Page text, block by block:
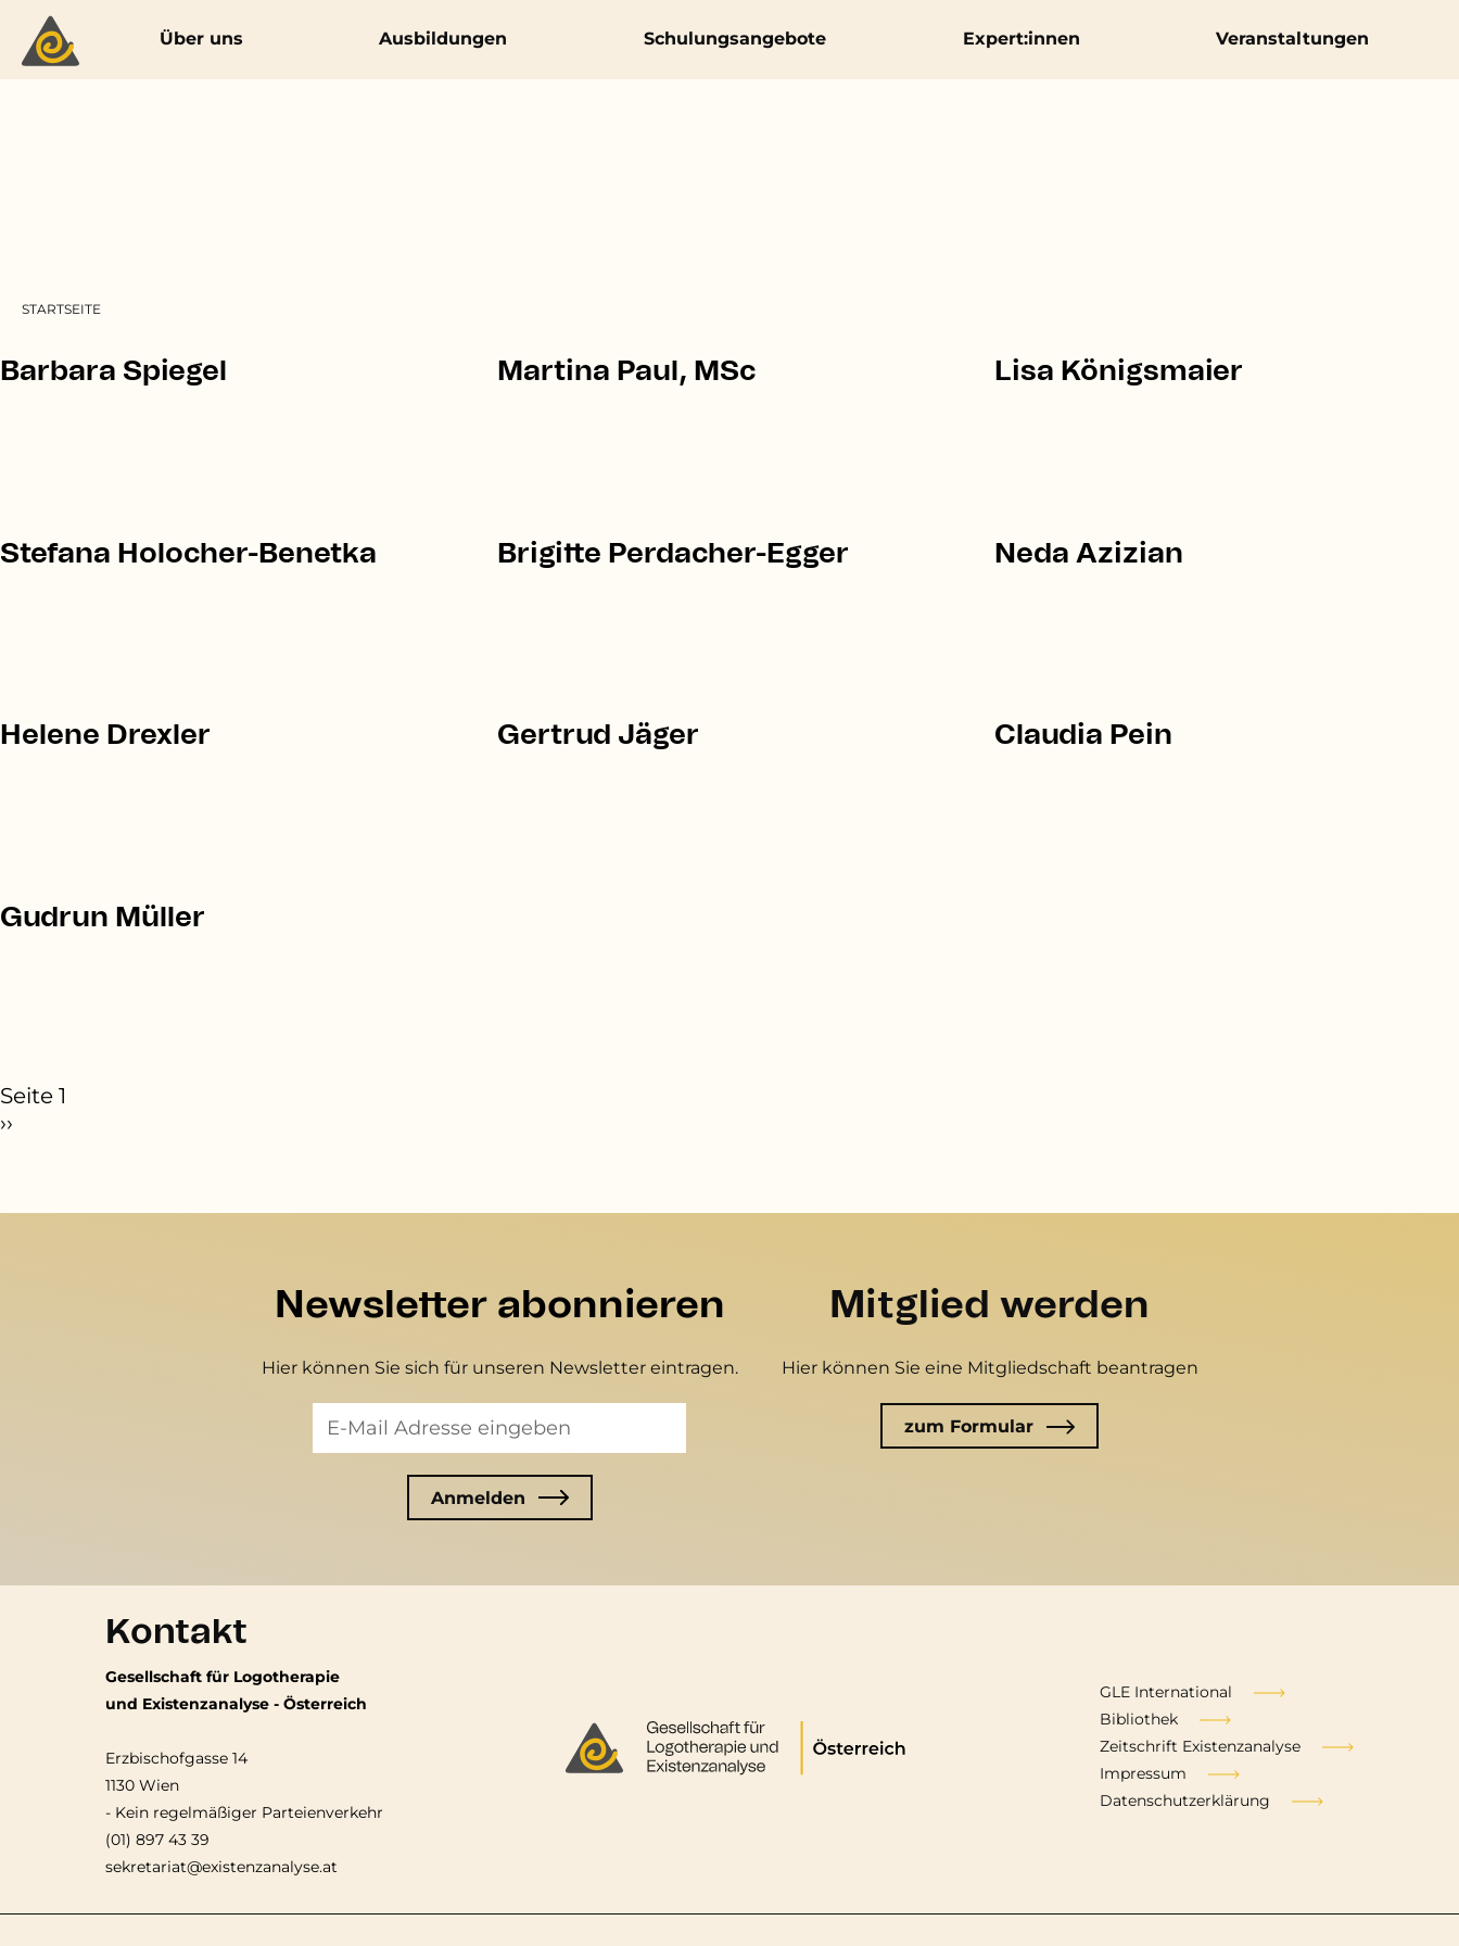
Über uns Ausbildungen Schulungsangebote Expert:innen Veranstaltungen
STARTSEITE
Barbara Spiegel Martina Paul, MSc Lisa Königsmaier
Stefana Holocher-Benetka Brigitte Perdacher-Egger Neda Azizian
Helene Drexler Gertrud Jäger Claudia Pein
Gudrun Müller
Seite 1
››
Newsletter abonnieren
Hier können Sie sich für unseren Newsletter eintragen.
Mitglied werden
Hier können Sie eine Mitgliedschaft beantragen
zum Formular
Kontakt
Gesellschaft für Logotherapie
und Existenzanalyse - Österreich
Erzbischofgasse 14
1130 Wien
- Kein regelmäßiger Parteienverkehr
(01) 897 43 39
sekretariat@existenzanalyse.at
GLE International
Bibliothek
Zeitschrift Existenzanalyse
Impressum
Datenschutzerklärung